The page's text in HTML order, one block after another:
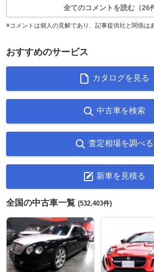
全てのコメントを読む（26
※コメントは個人の見解であり、記事提供社と関係は
おすすめのサービス
カタログを見る
中古車を検索
査定相場を調べる
新車を見積る
全国の中古車一覧 (532,403件)